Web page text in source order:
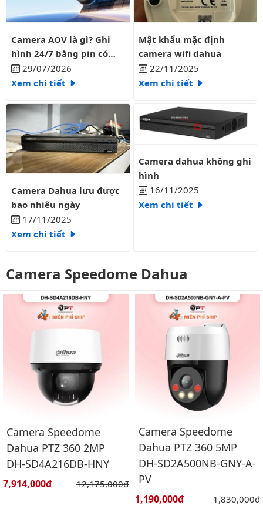
Camera AOV là gì? Ghi hình 24/7 bằng pin có liên tục?
Camera AOV là gì? Ghi
hình 24/7 bằng pin có
liên tục?
29/07/2026
Xem chi tiết
Mật khẩu mặc định camera
Mật khẩu mặc định
camera wifi dahua
22/11/2025
Xem chi tiết
Camera Dahua lưu được bao nhiêu ngày
Camera Dahua lưu được
bao nhiêu ngày
17/11/2025
Xem chi tiết
Camera dahua không ghi hình
Camera dahua không ghi
hình
16/11/2025
Xem chi tiết
Camera Speedome Dahua
Camera Speedome
Dahua PTZ 360 2MP
DH-SD4A216DB-HNY
Giá bán:
7,914,000đ Giá gốc:
12,175,000đ
Camera Speedome
Dahua PTZ 360 5MP
DH-SD2A500NB-GNY-A-
PV
Giá bán:
1,190,000đ Giá gốc:
1,830,000đ